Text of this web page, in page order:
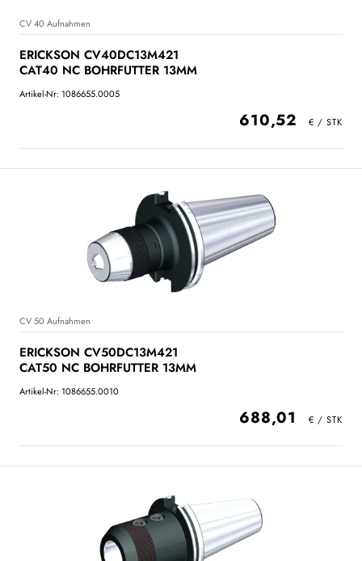
CV 40 Aufnahmen
ERICKSON CV40DC13M421
CAT40 NC BOHRFUTTER 13MM
Artikel-Nr: 1086655.0005
610,52
CV 50 Aufnahmen
ERICKSON CV50DC13M421
CAT50 NC BOHRFUTTER 13MM
Artikel-Nr: 1086655.0010
688,01